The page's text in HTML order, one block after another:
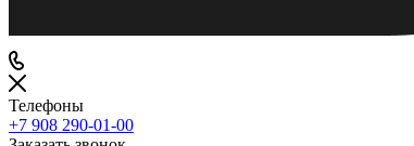
Телефоны
+7 908 290-01-00